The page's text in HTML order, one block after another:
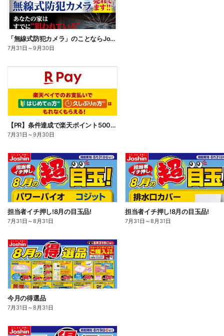
「無線式防犯カメラ」のことならJoshinへ!
7月31日 ～9月30日
【PR】条件達成で楽天ポイント500ポイントプレゼントキャンペーン!
7月31日 ～9月30日
担当者イチ押し!8月の目玉品!
7月31日 ～8月31日
担当者イチ押し!8月の目玉品!
7月31日 ～8月31日
今月の得選品
7月31日 ～8月31日